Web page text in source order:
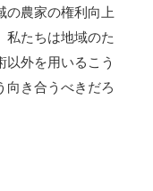
の農家の権利向上
私たちは地域のた
外を用いるこう
向き合うべきだろ